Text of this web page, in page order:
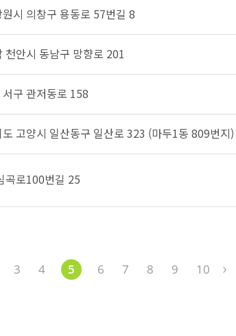
시 의창구 용동로 57번길 8
안시 동남구 망향로 201
구 관저동로 158
고양시 일산동구 일산로 323 (마두1동 809번지)
곡로100번길 25
3 4 5 6 7 8 9 10